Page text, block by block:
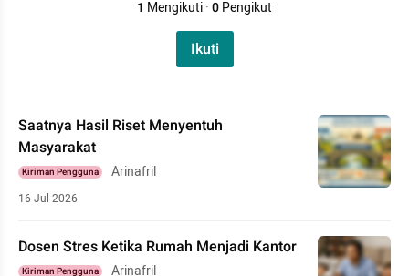
1 Mengikuti·0Pengikut
Ikuti
Saatnya Hasil Riset Menyentuh
Masyarakat
Kiriman Pengguna Arinafril
16 Jul 2026
Dosen Stres Ketika Rumah Menjadi Kantor
Kiriman Pengguna Arinafril